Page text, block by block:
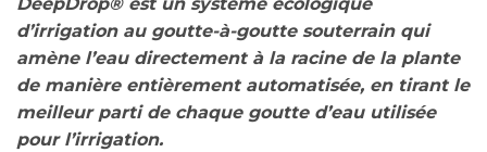
d’irrigation au goutte-à-goutte souterrain qui
amène l’eau directement à la racine de la plante
de manière entièrement automatisée, en tirant le
meilleur parti de chaque goutte d’eau utilisée
pour l’irrigation.